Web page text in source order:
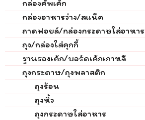
กล่องคัพเค้ก
กล่องอาหารว่าง/สแน็ค
ถาดฟอยล์/กล่องกระดาษใส่อาหาร
ถุง/กล่องใส่คุกกี้
ฐานรองเค้ก/บอร์ดเค้กเกาหลี
ถุงกระดาษ/ถุงพลาสติก
ถุงร้อน
ถุงหิ้ว
ถุงกระดาษใส่อาหาร